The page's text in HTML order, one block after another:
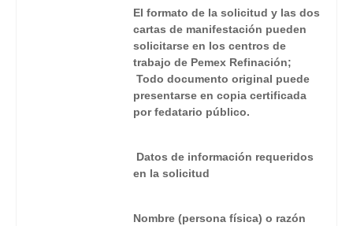
El formato de la solicitud y las dos
cartas de manifestación pueden
solicitarse en los centros de
trabajo de Pemex Refinación;
Todo documento original puede
presentarse en copia certificada
por fedatario público.
Datos de información requeridos
en la solicitud
Nombre (persona física) o razón